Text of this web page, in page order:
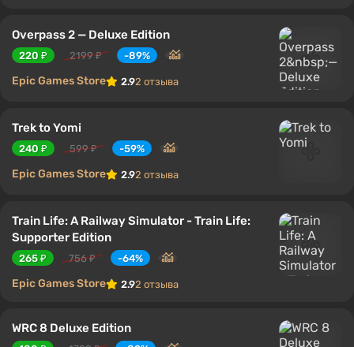
Overpass 2 — Deluxe Edition
220 ₽ 2199 ₽ -89%
Epic Games Store 2.92 отзыва
Trek to Yomi
240 ₽ 599 ₽ -59%
Epic Games Store 2.92 отзыва
Train Life: A Railway Simulator - Train Life:
Supporter Edition
265 ₽ 756 ₽ -64%
Epic Games Store 2.92 отзыва
WRC 8 Deluxe Edition